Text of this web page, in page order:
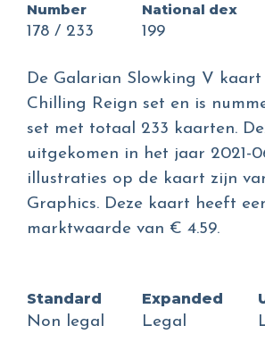
Number
178 / 233
National dex
199
De Galarian Slowking V
Chilling Reign set en is
set met totaal 233 kaarten.
uitgekomen in het jaar 2021-
illustraties op de kaart zijn
Graphics. Deze kaart heeft
marktwaarde van € 4.59.
Standard
Non legal
Expanded
Legal